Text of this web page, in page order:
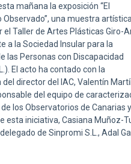
mañana la exposición “El
Observado”, una muestra artística
el Taller de Artes Plásticas Giro-
a la Sociedad Insular para la
las Personas con Discapacidad
El acto ha contado con la
director del IAC, Valentín
del equipo de
los Observatorios de Canarias y
esta iniciativa, Casiana Muñoz-
de Sinpromi S.L., Adal